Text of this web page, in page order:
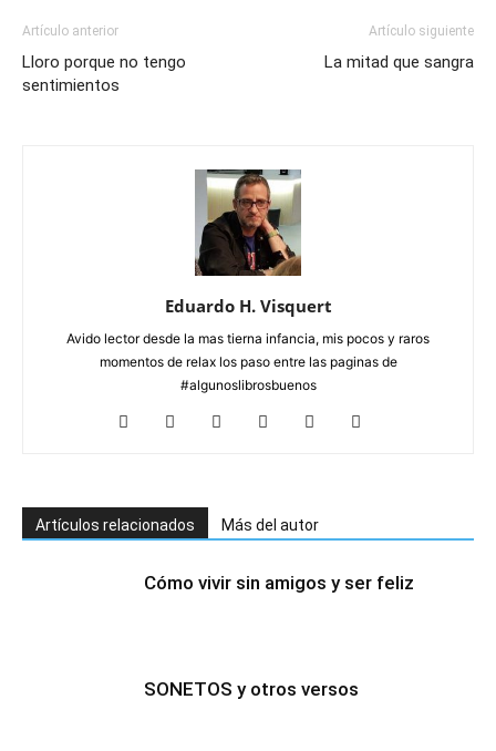
Artículo anterior
Lloro porque no tengo
sentimientos
Artículo siguiente
La mitad que sangra
Eduardo H. Visquert
Avido lector desde la mas tierna infancia, mis pocos y raros
momentos de relax los paso entre las paginas de
#algunoslibrosbuenos
Artículos relacionados Más del autor
Cómo vivir sin amigos y ser feliz
SONETOS y otros versos